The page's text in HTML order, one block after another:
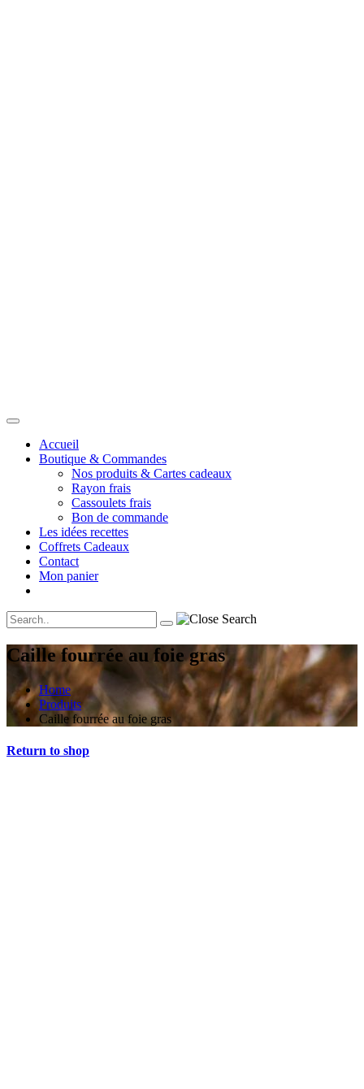
Accueil
Boutique & Commandes
Nos produits & Cartes cadeaux
Rayon frais
Cassoulets frais
Bon de commande
Les idées recettes
Coffrets Cadeaux
Contact
Mon panier
Caille fourrée au foie gras
Home
Produits
Caille fourrée au foie gras
Return to shop